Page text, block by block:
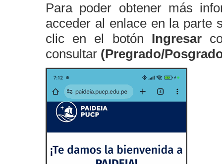
Para poder obtener más
acceder al enlace en la parte
clic en el botón Ingresar
consultar (Pregrado/